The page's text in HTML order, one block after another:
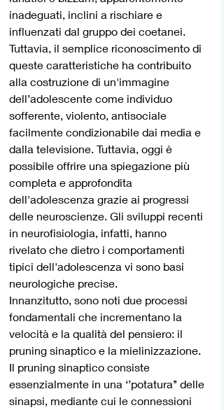
inadeguati, inclini a rischiare e
influenzati dal gruppo dei coetanei.
Tuttavia, il semplice riconoscimento di
queste caratteristiche ha contribuito
alla costruzione di un'immagine
dell’adolescente come individuo
sofferente, violento, antisociale
facilmente condizionabile dai media e
dalla televisione. Tuttavia, oggi è
possibile offrire una spiegazione più
completa e approfondita
dell'adolescenza grazie ai progressi
delle neuroscienze. Gli sviluppi recenti
in neurofisiologia, infatti, hanno
rivelato che dietro i comportamenti
tipici dell'adolescenza vi sono basi
neurologiche precise.
Innanzitutto, sono noti due processi
fondamentali che incrementano la
velocità e la qualità del pensiero: il
pruning sinaptico e la mielinizzazione.
Il pruning sinaptico consiste
essenzialmente in una ‘’potatura’’ delle
sinapsi, mediante cui le connessioni